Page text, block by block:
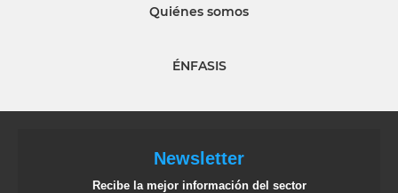
Quiénes somos
ÉNFASIS
Newsletter
Recibe la mejor información del sector